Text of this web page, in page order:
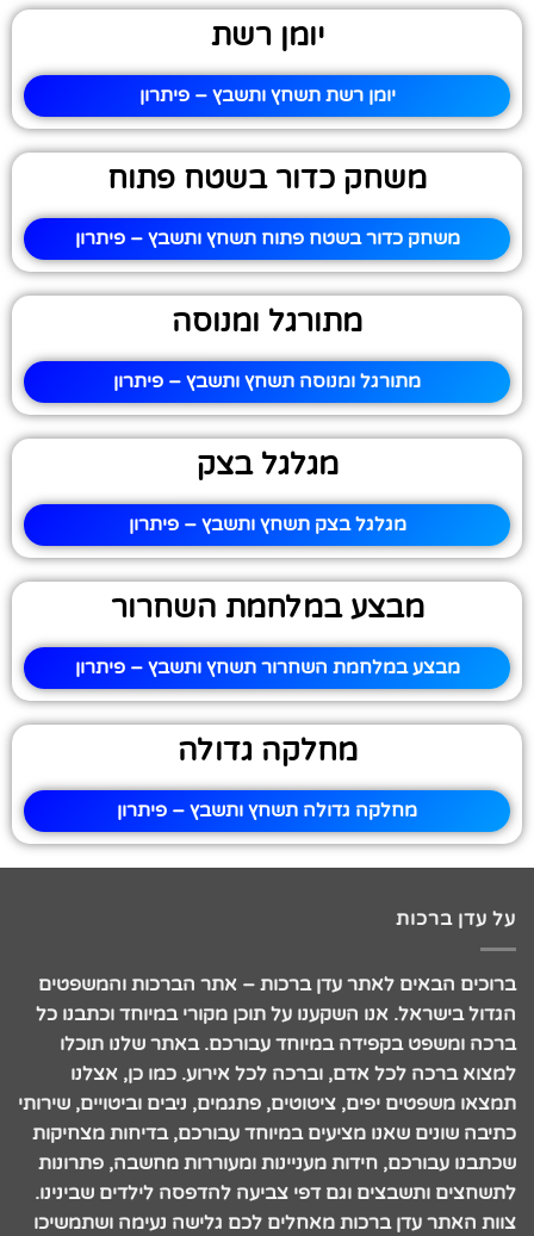
יומן רשת
יומן רשת תשחץ ותשבץ – פיתרון
משחק כדור בשטח פתוח
משחק כדור בשטח פתוח תשחץ ותשבץ – פיתרון
מתורגל ומנוסה
מתורגל ומנוסה תשחץ ותשבץ – פיתרון
מגלגל בצק
מגלגל בצק תשחץ ותשבץ – פיתרון
מבצע במלחמת השחרור
מבצע במלחמת השחרור תשחץ ותשבץ – פיתרון
מחלקה גדולה
מחלקה גדולה תשחץ ותשבץ – פיתרון
על עדן ברכות
ברוכים הבאים לאתר עדן ברכות – אתר הברכות והמשפטים
הגדול בישראל. אנו השקענו על תוכן מקורי במיוחד וכתבנו כל
ברכה ומשפט בקפידה במיוחד עבורכם. באתר שלנו תוכלו
למצוא ברכה לכל אדם, וברכה לכל אירוע. כמו כן, אצלנו
תמצאו משפטים יפים, ציטוטים, פתגמים, ניבים וביטויים, שירותי
כתיבה שונים שאנו מציעים במיוחד עבורכם, בדיחות מצחיקות
שכתבנו עבורכם, חידות מעניינות ומעוררות מחשבה, פתרונות
לתשחצים ותשבצים וגם דפי צביעה להדפסה לילדים שבינינו.
צוות האתר עדן ברכות מאחלים לכם גלישה נעימה ושתמשיכו